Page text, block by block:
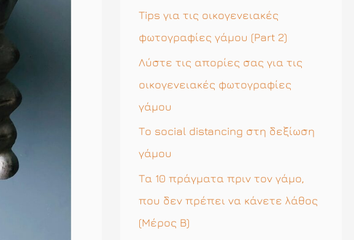
η
σ
η
γ
ι
α
Tips για τις οικογενειακές
φωτογραφίες γάμου (Part 2)
Λύστε τις απορίες σας για τις
οικογενειακές φωτογραφίες
γάμου
Το social distancing στη δεξίωση
γάμου
Τα 10 πράγματα πριν τον γάμο,
που δεν πρέπει να κάνετε λάθος
(Μέρος Β)